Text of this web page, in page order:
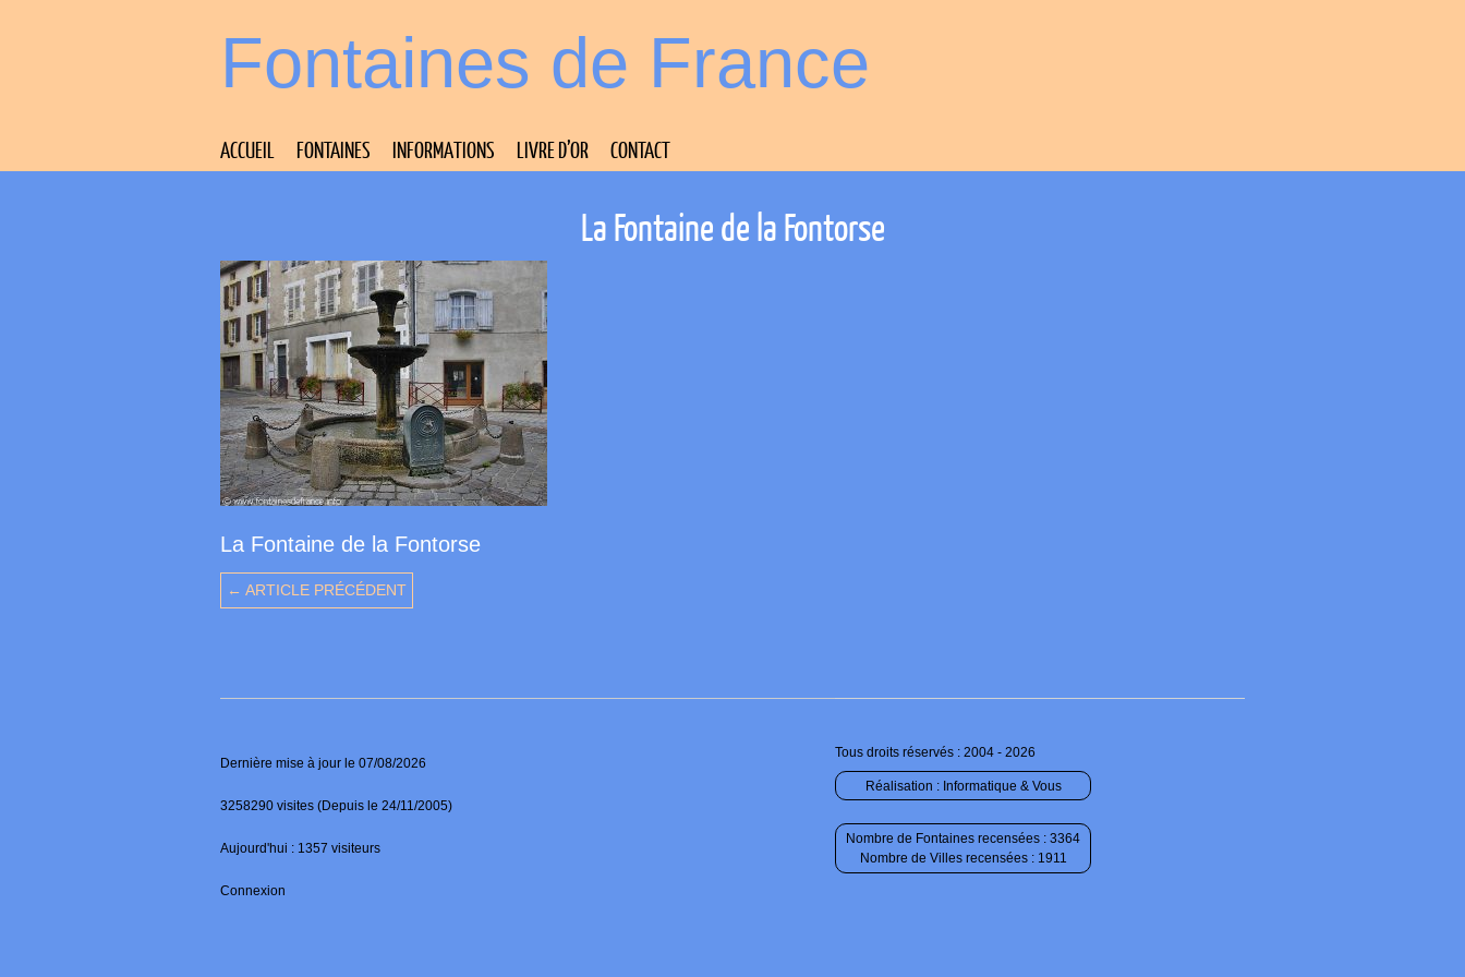
Fontaines de France
ACCUEIL FONTAINES INFORMATIONS LIVRE D’OR CONTACT
La Fontaine de la Fontorse
La Fontaine de la Fontorse
← ARTICLE PRÉCÉDENT
Dernière mise à jour le 07/08/2026
3258290 visites (Depuis le 24/11/2005)
Aujourd'hui : 1357 visiteurs
Connexion
Tous droits réservés : 2004 - 2026
Réalisation : Informatique & Vous
Nombre de Fontaines recensées : 3364
Nombre de Villes recensées : 1911